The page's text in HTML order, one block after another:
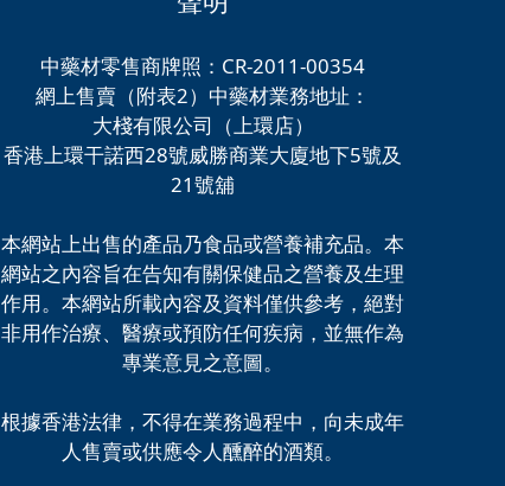
中藥材零售商牌照：CR-2011-00354
網上售賣（附表2）中藥材業務地址：
大棧有限公司（上環店）
香港上環干諾西28號威勝商業大廈地下5號及
21號舖
本網站上出售的產品乃食品或營養補充品。本
網站之內容旨在告知有關保健品之營養及生理
作用。本網站所載內容及資料僅供參考，絕對
非用作治療、醫療或預防任何疾病，並無作為
專業意見之意圖。
根據香港法律，不得在業務過程中，向未成年
人售賣或供應令人醺醉的酒類。